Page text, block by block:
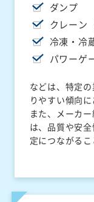
ダンプ
クレーン
冷凍・冷
パワーゲ
などは、特定
りやすい傾向に
また、メーカ
は、品質や安
定につながるこ